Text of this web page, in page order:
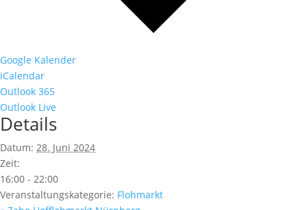
Google Kalender
iCalendar
Outlook 365
Outlook Live
Details
Datum: 28. Juni 2024
Zeit:
16:00 - 22:00
Veranstaltungskategorie: Flohmarkt